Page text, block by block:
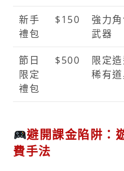
新手
禮包
$150
強力角
武器
節日
限定
禮包
$500
限定造
稀有
避開課金陷阱：
費手法